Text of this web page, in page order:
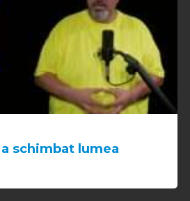
schimbat lumea